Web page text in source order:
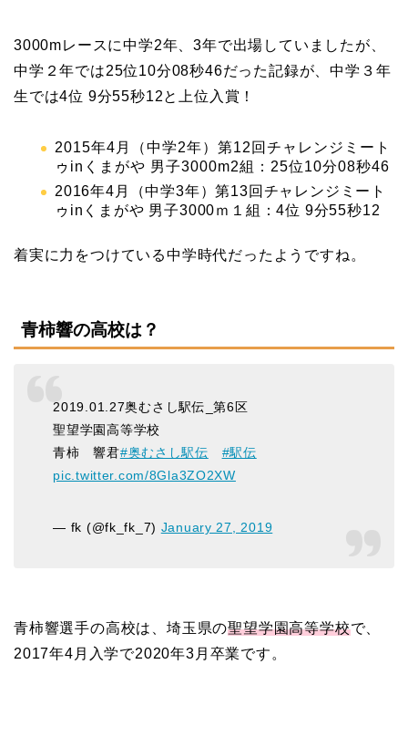
3000mレースに中学2年、3年で出場していましたが、
中学２年では25位10分08秒46だった記録が、中学３年
生では4位 9分55秒12と上位入賞！
2015年4月（中学2年）第12回チャレンジミート
ゥinくまがや 男子3000m2組：25位10分08秒46
2016年4月（中学3年）第13回チャレンジミート
ゥinくまがや 男子3000ｍ１組：4位 9分55秒12
着実に力をつけている中学時代だったようですね。
青柿響の高校は？
2019.01.27奥むさし駅伝_第6区
聖望学園高等学校
青柿 響君#奥むさし駅伝
#駅伝
pic.twitter.com/8Gla3ZO2XW
— fk (@fk_fk_7) January 27, 2019
青柿響選手の高校は、埼玉県の聖望学園高等学校で、
2017年4月入学で2020年3月卒業です。